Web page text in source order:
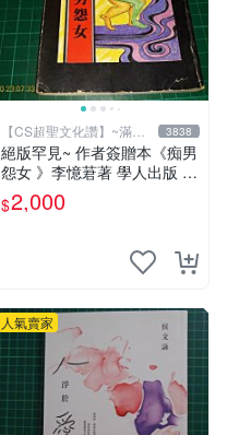
【CS超聖文化讚】~滿千
元送運
3838
絕版罕見~ 作者簽贈本《痴男
怨女 》李憶莙著 學人出版 19
90年初版 書側有微斑 【CS
超聖文化讚】
$2,000
人氣賣家